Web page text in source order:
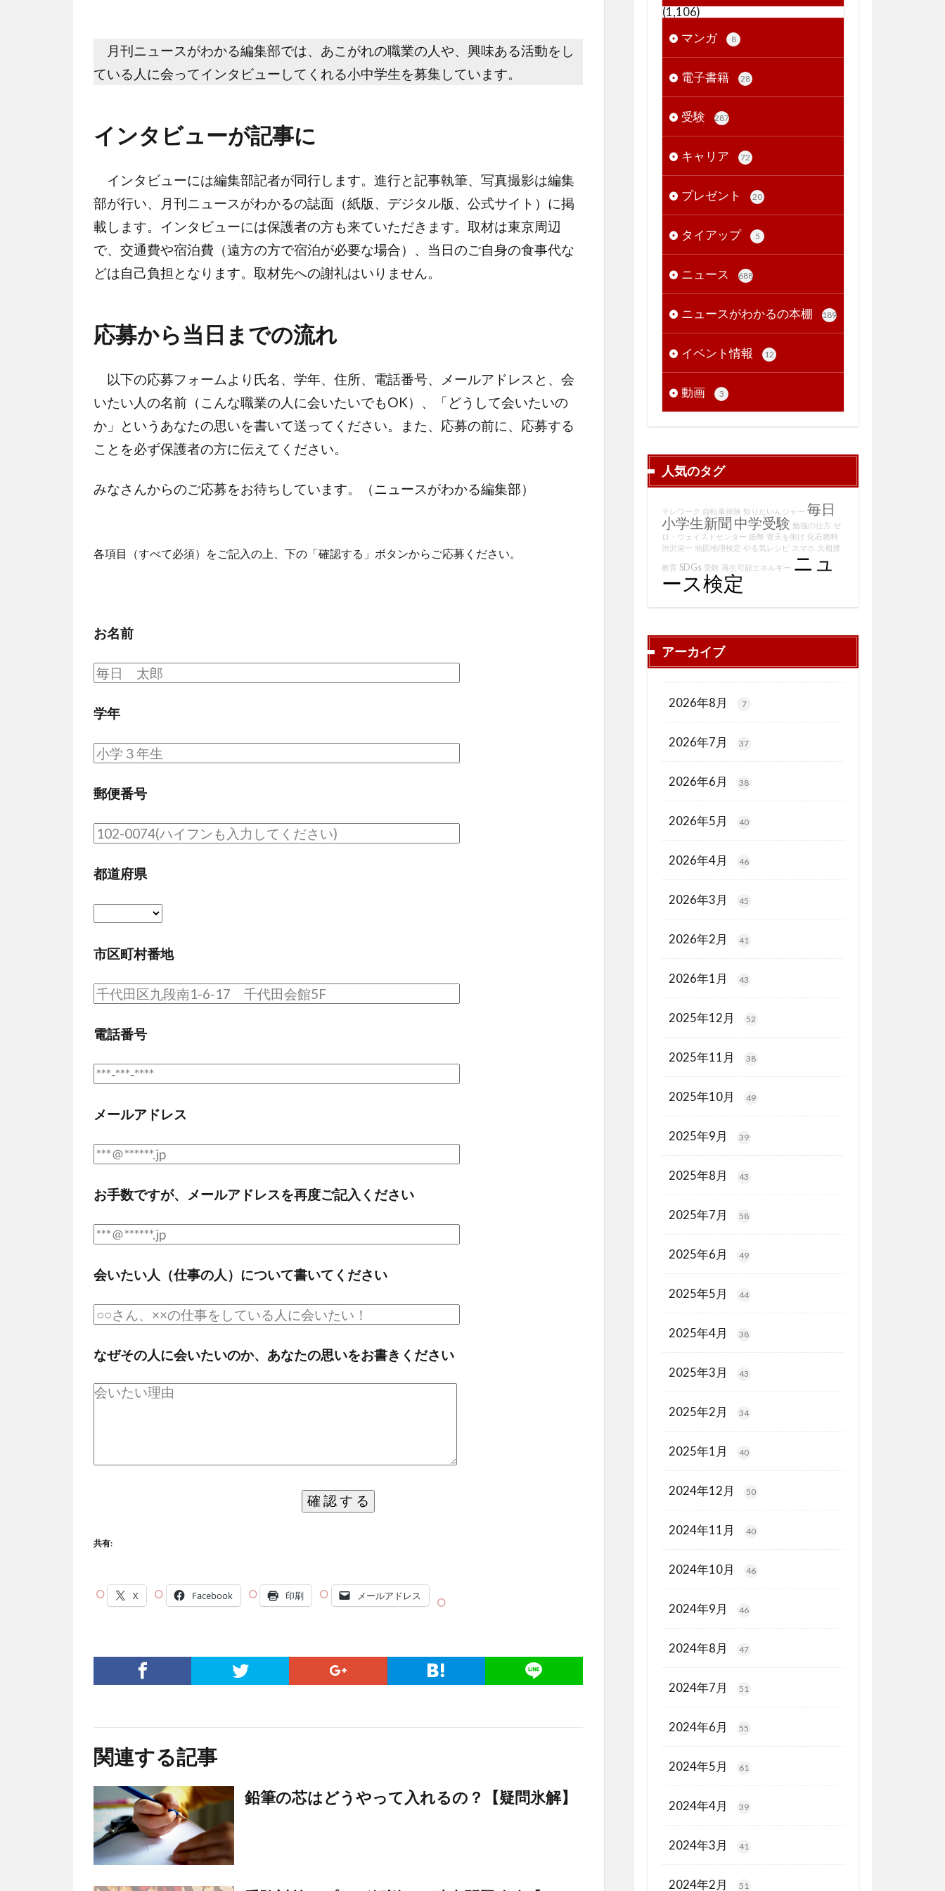
月刊ニュースがわかる編集部では、あこがれの職業の人や、興味ある活動をし
ている人に会ってインタビューしてくれる小中学生を募集しています。
インタビューが記事に
インタビューには編集部記者が同行します。進行と記事執筆、写真撮影は編集
部が行い、月刊ニュースがわかるの誌面（紙版、デジタル版、公式サイト）に掲
載します。インタビューには保護者の方も来ていただきます。取材は東京周辺
で、交通費や宿泊費（遠方の方で宿泊が必要な場合）、当日のご自身の食事代な
どは自己負担となります。取材先への謝礼はいりません。
応募から当日までの流れ
以下の応募フォームより氏名、学年、住所、電話番号、メールアドレスと、会
いたい人の名前（こんな職業の人に会いたいでもOK）、「どうして会いたいの
か」というあなたの思いを書いて送ってください。また、応募の前に、応募する
ことを必ず保護者の方に伝えてください。
みなさんからのご応募をお待ちしています。（ニュースがわかる編集部）
各項目（すべて必須）をご記入の上、下の「確認する」ボタンからご応募ください。
お名前
学年
郵便番号
都道府県
市区町村番地
電話番号
メールアドレス
お手数ですが、メールアドレスを再度ご記入ください
会いたい人（仕事の人）について書いてください
なぜその人に会いたいのか、あなたの思いをお書きください
確 認 す る
共有:
X Facebook 印刷 メールアドレス
関連する記事
鉛筆の芯はどうやって入れるの？【疑問氷解】
(1,106)
マンガ
8
電子書籍 28
受験 287
キャリア 72
プレゼント 20
タイアップ 5
ニュース 688
ニュースがわかるの本棚 189
イベント情報 12
動画 3
人気のタグ
テレワーク 自転車保険 知りたいんジャー 毎日
小学生新聞 中学受験 勉強の仕方 ゼ
ロ・ウェイストセンター 紙幣 青天を衝け 化石燃料
渋沢栄一 地図地理検定 やる気レシピ スマホ 大相撲
教育 SDGs 受験 再生可能エネルギー ニュ
ース検定
アーカイブ
2026年8月 7
2026年7月 37
2026年6月 38
2026年5月 40
2026年4月 46
2026年3月 45
2026年2月 41
2026年1月 43
2025年12月 52
2025年11月 38
2025年10月 49
2025年9月 39
2025年8月 43
2025年7月 58
2025年6月 49
2025年5月 44
2025年4月 38
2025年3月 43
2025年2月 34
2025年1月 40
2024年12月 50
2024年11月 40
2024年10月 46
2024年9月 46
2024年8月 47
2024年7月 51
2024年6月 55
2024年5月 61
2024年4月 39
2024年3月 41
2024年2月 51